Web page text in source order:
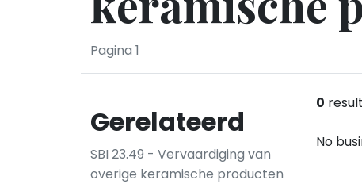
Pagina 1
Gerelateerd
SBI 23.49 - Vervaardiging van
overige keramische producten
0
No